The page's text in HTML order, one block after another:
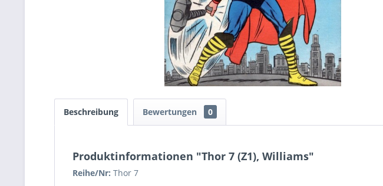
Beschreibung Bewertungen 0
Produktinformationen "Thor 7 (Z1), Williams"
Reihe/Nr: Thor 7